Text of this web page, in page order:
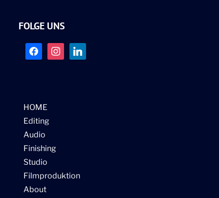
FOLGE UNS
facebookinstagramlinkedin
HOME
Editing
Audio
Finishing
Studio
Filmproduktion
About